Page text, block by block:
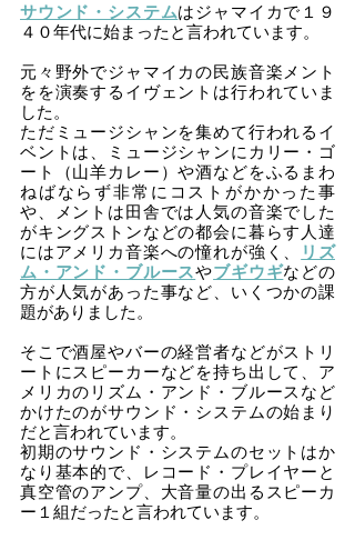
サウンド・システムはジャマイカで１９
４０年代に始まったと言われています。
元々野外でジャマイカの民族音楽メント
をを演奏するイヴェントは行われていま
した。
ただミュージシャンを集めて行われるイ
ベントは、ミュージシャンにカリー・ゴ
ート（山羊カレー）や酒などをふるまわ
ねばならず非常にコストがかかった事
や、メントは田舎では人気の音楽でした
がキングストンなどの都会に暮らす人達
にはアメリカ音楽への憧れが強く、
リズ
ム・アンド・ブルースやブギウギなどの
方が人気があった事など、いくつかの課
題がありました。
そこで酒屋やバーの経営者などがストリ
ートにスピーカーなどを持ち出して、ア
メリカのリズム・アンド・ブルースなど
かけたのがサウンド・システムの始まり
だと言われています。
初期のサウンド・システムのセットはか
なり基本的で、レコード・プレイヤーと
真空管のアンプ、大音量の出るスピーカ
ー１組だったと言われています。